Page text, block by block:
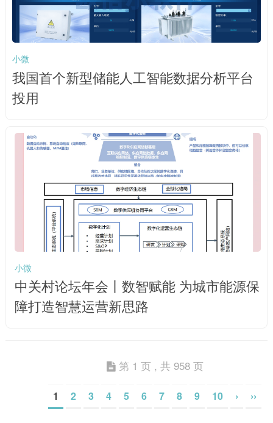
小微
我国首个新型储能人工智能数据分析平台
投用
小微
中关村论坛年会丨数智赋能 为城市能源保
障打造智慧运营新思路
第 1 页 , 共 958 页
1 2 3 4 5 6 7 8 9 10 › ››